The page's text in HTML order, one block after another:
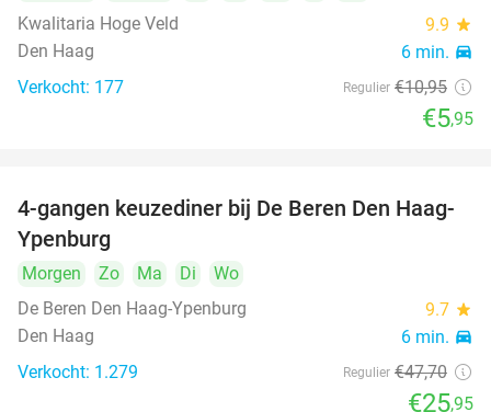
Kwalitaria Hoge Veld
9.9 star
Den Haag 6 min. directions_car
Verkocht: 177 Regulier €10,95
€5,95
46%
4-gangen keuzediner bij De Beren Den Haag-
Ypenburg
Morgen Zo Ma Di
Wo
De Beren Den Haag-Ypenburg
9.7 star
Den Haag 6 min. directions_car
Verkocht: 1.279 Regulier €47,70
€25,95